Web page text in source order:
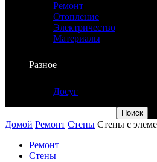
Ремонт
Отопление
Электричество
Материалы
Разное
Досуг
Домой Ремонт Стены Стены с
Ремонт
Стены